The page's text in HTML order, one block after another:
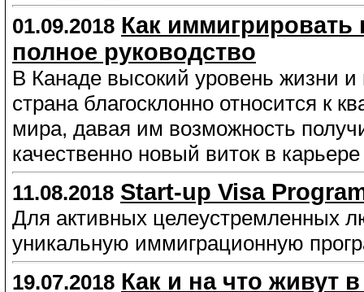
01.09.2018 Как иммигрировать
полное руководство
В Канаде высокий уровень жизни
страна благосклонно относится к
мира, давая им возможность
качественно новый виток в
11.08.2018 Start-up Visa
Для активных целеустремленных
уникальную иммиграционную
19.07.2018 Как и на что живут